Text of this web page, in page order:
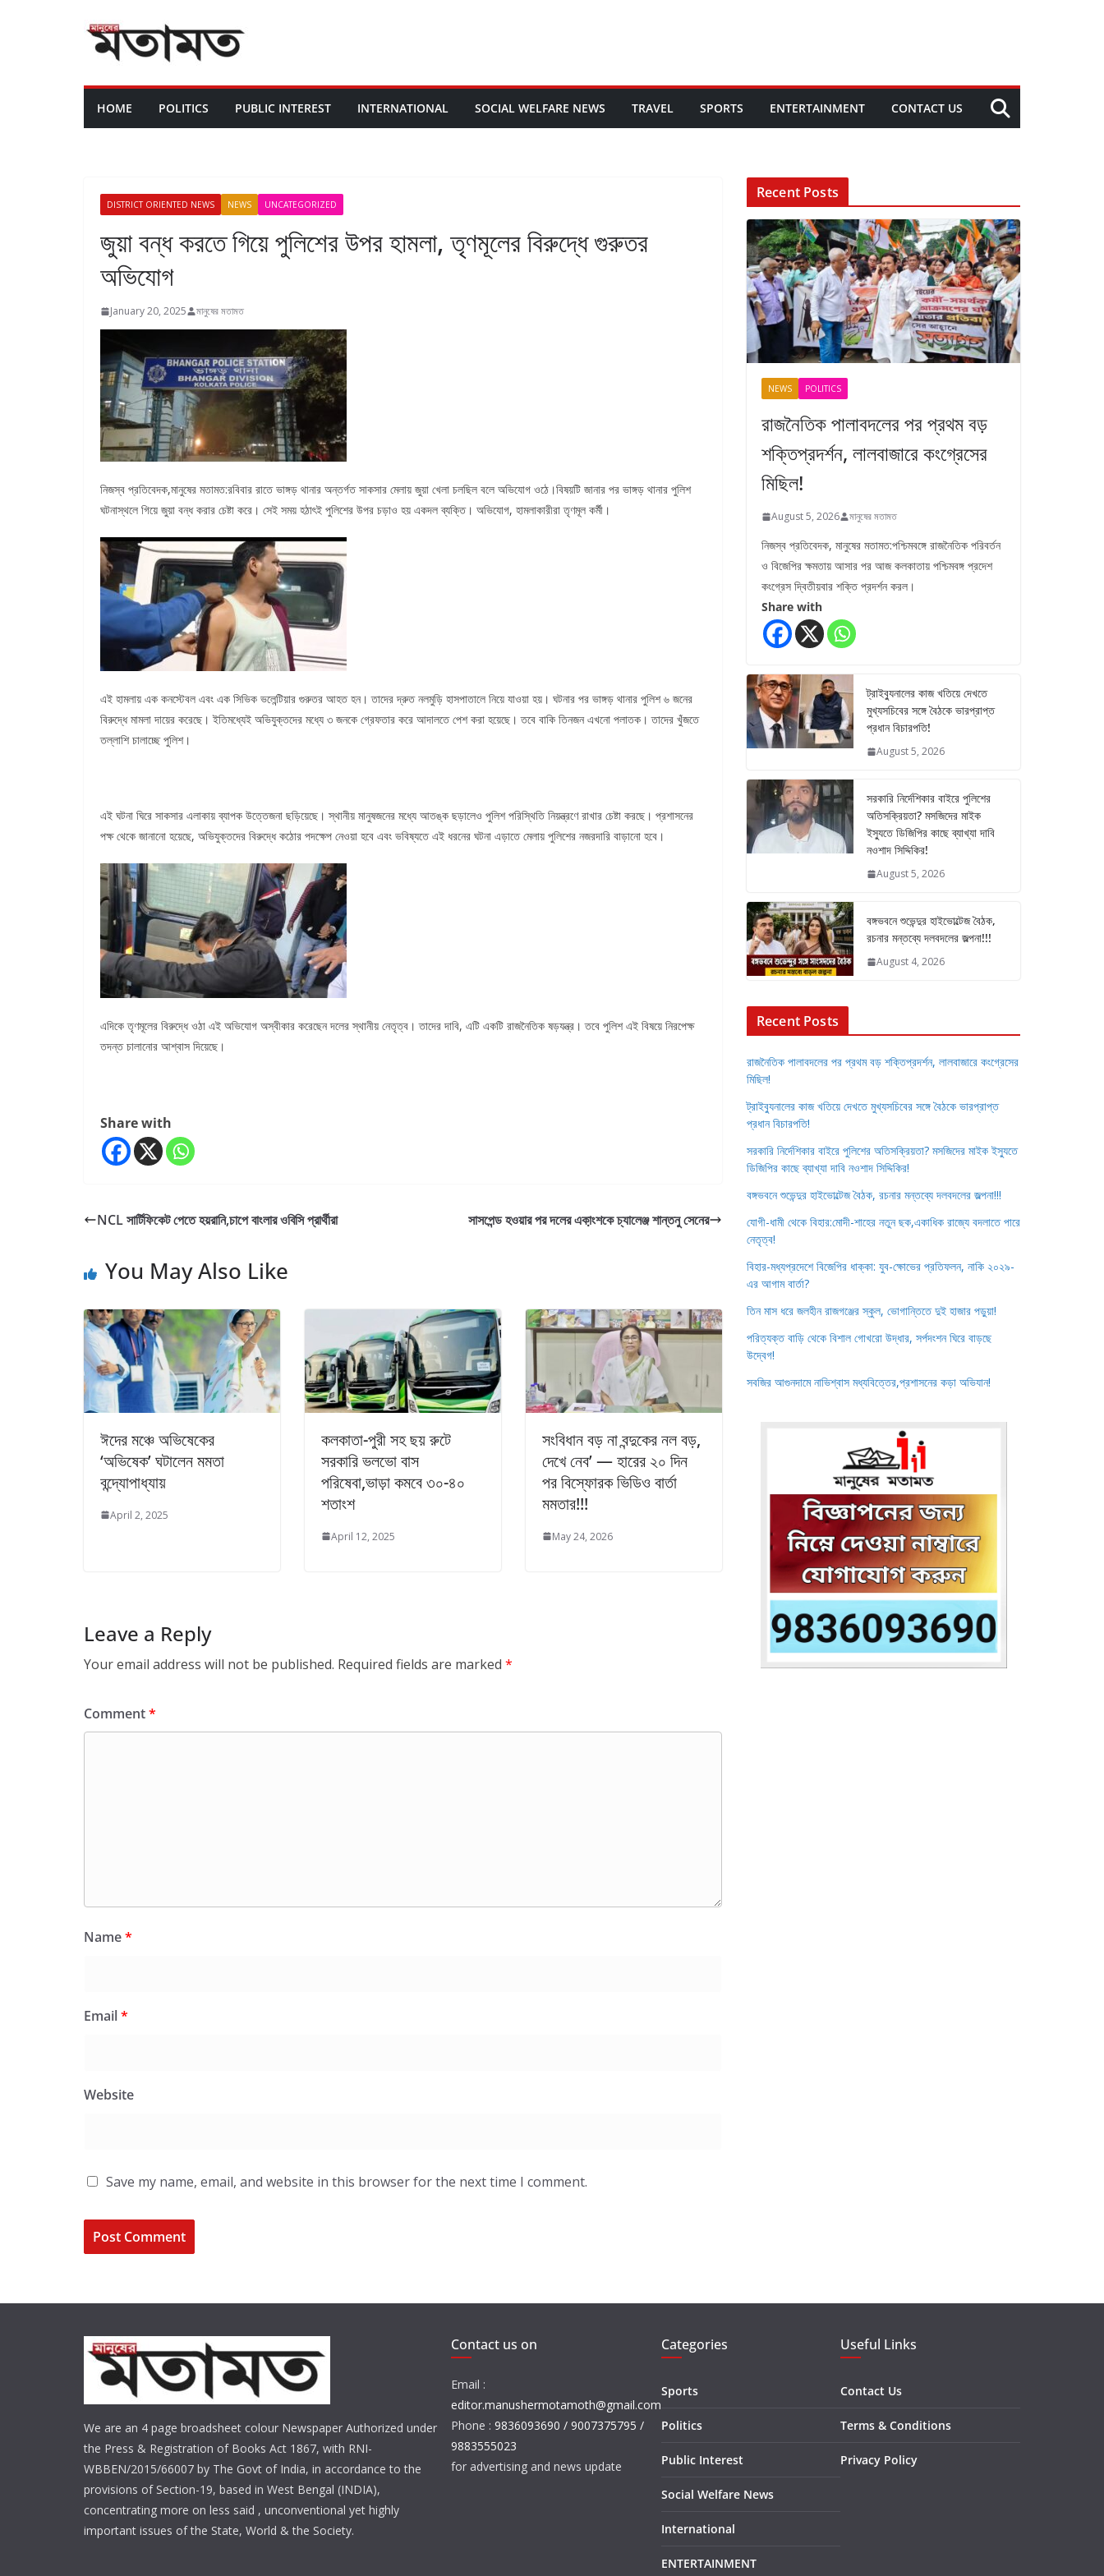
HOME POLITICS PUBLIC INTEREST INTERNATIONAL SOCIAL WELFARE NEWS TRAVEL SPORTS ENTERTAINMENT CONTACT US
DISTRICT ORIENTED NEWS NEWS UNCATEGORIZED
জুয়া বন্ধ করতে গিয়ে পুলিশের উপর হামলা, তৃণমূলের বিরুদ্ধে গুরুতর
অভিযোগ
January 20, 2025 মানুষের মতামত
নিজস্ব প্রতিবেদক,মানুষের মতামত:রবিবার রাতে ভাঙ্গড় থানার অন্তর্গত সাকসার মেলায় জুয়া খেলা চলছিল বলে অভিযোগ ওঠে।বিষয়টি জানার পর ভাঙ্গড় থানার পুলিশ
ঘটনাস্থলে গিয়ে জুয়া বন্ধ করার চেষ্টা করে। সেই সময় হঠাৎই পুলিশের উপর চড়াও হয় একদল ব্যক্তি। অভিযোগ, হামলাকারীরা তৃণমূল কর্মী।
এই হামলায় এক কনস্টেবল এবং এক সিভিক ভলেন্টিয়ার গুরুতর আহত হন। তাদের দ্রুত নলমুড়ি হাসপাতালে নিয়ে যাওয়া হয়। ঘটনার পর ভাঙ্গড় থানার পুলিশ ৬ জনের
বিরুদ্ধে মামলা দায়ের করেছে। ইতিমধ্যেই অভিযুক্তদের মধ্যে ৩ জনকে গ্রেফতার করে আদালতে পেশ করা হয়েছে। তবে বাকি তিনজন এখনো পলাতক। তাদের খুঁজতে
তল্লাশি চালাচ্ছে পুলিশ।
এই ঘটনা ঘিরে সাকসার এলাকায় ব্যাপক উত্তেজনা ছড়িয়েছে। স্থানীয় মানুষজনের মধ্যে আতঙ্ক ছড়ালেও পুলিশ পরিস্থিতি নিয়ন্ত্রণে রাখার চেষ্টা করছে। প্রশাসনের
পক্ষ থেকে জানানো হয়েছে, অভিযুক্তদের বিরুদ্ধে কঠোর পদক্ষেপ নেওয়া হবে এবং ভবিষ্যতে এই ধরনের ঘটনা এড়াতে মেলায় পুলিশের নজরদারি বাড়ানো হবে।
এদিকে তৃণমূলের বিরুদ্ধে ওঠা এই অভিযোগ অস্বীকার করেছেন দলের স্থানীয় নেতৃত্ব। তাদের দাবি, এটি একটি রাজনৈতিক ষড়যন্ত্র। তবে পুলিশ এই বিষয়ে নিরপেক্ষ
তদন্ত চালানোর আশ্বাস দিয়েছে।
Share with
NCL সার্টিফিকেট পেতে হয়রানি,চাপে বাংলার ওবিসি প্রার্থীরা সাসপেন্ড হওয়ার পর দলের একা়ংশকে চ্যালেঞ্জ শান্তনু সেনের
You May Also Like
ঈদের মঞ্চে অভিষেকের
‘অভিষেক’ ঘটালেন মমতা
বন্দ্যোপাধ্যায়
April 2, 2025
কলকাতা-পুরী সহ ছয় রুটে
সরকারি ভলভো বাস
পরিষেবা,ভাড়া কমবে ৩০-৪০
শতাংশ
April 12, 2025
সংবিধান বড় না বন্দুকের নল বড়,
দেখে নেব’ — হারের ২০ দিন
পর বিস্ফোরক ভিডিও বার্তা
মমতার!!!
May 24, 2026
Leave a Reply
Your email address will not be published. Required fields are marked *
Comment*
Name*
Email*
Website
Save my name, email, and website in this browser for the next time I comment.
Recent Posts
NEWS POLITICS
রাজনৈতিক পালাবদলের পর প্রথম বড়
শক্তিপ্রদর্শন, লালবাজারে কংগ্রেসের
মিছিল!
August 5, 2026 মানুষের মতামত
নিজস্ব প্রতিবেদক, মানুষের মতামত:পশ্চিমবঙ্গে রাজনৈতিক পরিবর্তন
ও বিজেপির ক্ষমতায় আসার পর আজ কলকাতায় পশ্চিমবঙ্গ প্রদেশ
কংগ্রেস দ্বিতীয়বার শক্তি প্রদর্শন করল।
Share with
ট্রাইব্যুনালের কাজ খতিয়ে দেখতে
মুখ্যসচিবের সঙ্গে বৈঠকে ভারপ্রাপ্ত
প্রধান বিচারপতি!
August 5, 2026
সরকারি নির্দেশিকার বাইরে পুলিশের
অতিসক্রিয়তা? মসজিদের মাইক
ইস্যুতে ডিজিপির কাছে ব্যাখ্যা দাবি
নওশাদ সিদ্দিকির!
August 5, 2026
বঙ্গভবনে শুভেন্দুর হাইভোল্টেজ বৈঠক,
রচনার মন্তব্যে দলবদলের জল্পনা!!!
August 4, 2026
Recent Posts
রাজনৈতিক পালাবদলের পর প্রথম বড় শক্তিপ্রদর্শন, লালবাজারে কংগ্রেসের
মিছিল!
ট্রাইব্যুনালের কাজ খতিয়ে দেখতে মুখ্যসচিবের সঙ্গে বৈঠকে ভারপ্রাপ্ত
প্রধান বিচারপতি!
সরকারি নির্দেশিকার বাইরে পুলিশের অতিসক্রিয়তা? মসজিদের মাইক ইস্যুতে
ডিজিপির কাছে ব্যাখ্যা দাবি নওশাদ সিদ্দিকির!
বঙ্গভবনে শুভেন্দুর হাইভোল্টেজ বৈঠক, রচনার মন্তব্যে দলবদলের জল্পনা!!!
যোগী-ধামী থেকে বিহার:মোদী-শাহের নতুন ছক,একাধিক রাজ্যে বদলাতে পারে
নেতৃত্ব!
বিহার-মধ্যপ্রদেশে বিজেপির ধাক্কা: যুব-ক্ষোভের প্রতিফলন, নাকি ২০২৯-
এর আগাম বার্তা?
তিন মাস ধরে জলহীন রাজগঞ্জের স্কুল, ভোগান্তিতে দুই হাজার পড়ুয়া!
পরিত্যক্ত বাড়ি থেকে বিশাল গোখরো উদ্ধার, সর্পদংশন ঘিরে বাড়ছে
উদ্বেগ!
সবজির আগুনদামে নাভিশ্বাস মধ্যবিত্তের,প্রশাসনের কড়া অভিযান!
We are an 4 page broadsheet colour Newspaper Authorized under
the Press & Registration of Books Act 1867, with RNI-
WBBEN/2015/66007 by The Govt of India, in accordance to the
provisions of Section-19, based in West Bengal (INDIA),
concentrating more on less said , unconventional yet highly
important issues of the State, World & the Society.
Contact us on
Email :
editor.manushermotamoth@gmail.com
Phone : 9836093690 / 9007375795 /
9883555023
for advertising and news update
Categories
Sports
Politics
Public Interest
Social Welfare News
International
ENTERTAINMENT
Useful Links
Contact Us
Terms & Conditions
Privacy Policy